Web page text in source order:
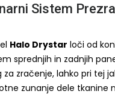
Sistem
Halo Drystar loči od
sprednjih in zadnjih
za zračenje, lahko pri tej
zunanje dele tkanine